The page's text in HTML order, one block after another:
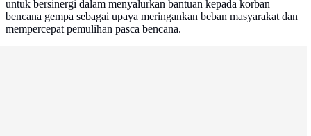
untuk bersinergi dalam menyalurkan bantuan kepada korban
bencana gempa sebagai upaya meringankan beban masyarakat dan
mempercepat pemulihan pasca bencana.